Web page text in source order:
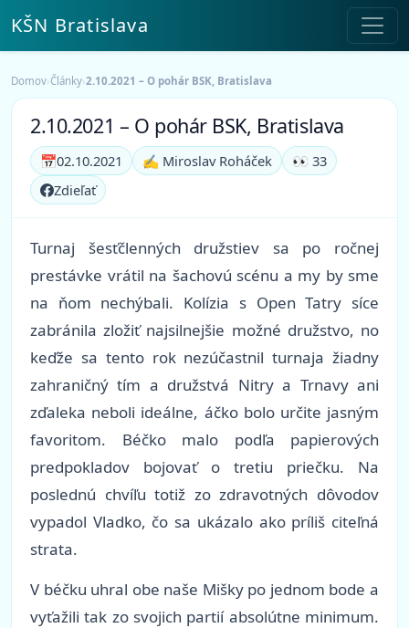
KŠN Bratislava
Domov›Články›2.10.2021 – O pohár BSK, Bratislava
2.10.2021 – O pohár BSK, Bratislava
📅02.10.2021 ✍️ Miroslav Roháček
👀 33
Zdieľať
Turnaj šesťčlenných družstiev sa po ročnej
prestávke vrátil na šachovú scénu a my by sme
na ňom nechýbali. Kolízia s Open Tatry síce
zabránila zložiť najsilnejšie možné družstvo, no
keďže sa tento rok nezúčastnil turnaja žiadny
zahraničný tím a družstvá Nitry a Trnavy ani
zďaleka neboli ideálne, áčko bolo určite jasným
favoritom. Béčko malo podľa papierových
predpokladov bojovať o tretiu priečku. Na
poslednú chvíľu totiž zo zdravotných dôvodov
vypadol Vladko, čo sa ukázalo ako príliš citeľná
strata.
V béčku uhral obe naše Mišky po jednom bode a
vyťažili tak zo svojich partií absolútne minimum.